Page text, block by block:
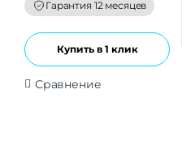
5
Гарантия 12 месяцев
Купить в 1 клик
Сравнение